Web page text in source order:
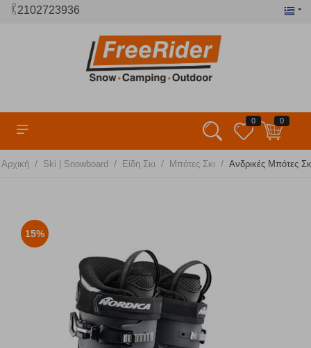
2102723936
0 0
Αρχική / Ski | Snowboard / Είδη Σκι / Μπότες Σκι / Ανδρικές Μπότες
15%